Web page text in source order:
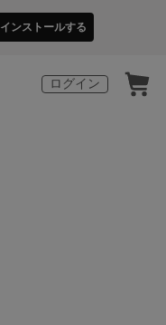
インストールする
ログイン